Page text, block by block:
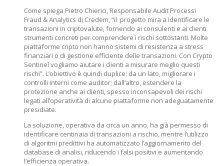
Come spiega Pietro Chierici, Responsabile Audit Processi
Fraud & Analytics di Credem, “il progetto mira a identificare le
transazioni in criptovalute, fornendo ai consulenti e ai clienti
strumenti concreti per comprendere i rischi sottostanti. Molte
piattaforme cripto non hanno sistemi di resistenza a stress
finanziari o di gestione efficiente delle transazioni. Con Crypto
Sentinel vogliamo aiutare i clienti a misurare meglio questi
rischi”. L’obiettivo è quindi duplice: da un lato, migliorare i
controlli interni come auditor; dall’altro, estendere la
protezione anche ai clienti, spesso inconsapevoli dei rischi
legati all’operatività di alcune piattaforme non adeguatamente
presidiate.
La soluzione, operativa da circa un anno, ha già permesso di
identificare centinaia di transazioni a rischio, mentre l’utilizzo
di algoritmi predittivi ha automatizzato l’aggiornamento del
database di analisi, riducendo i falsi positivi e aumentando
l’efficienza operativa.